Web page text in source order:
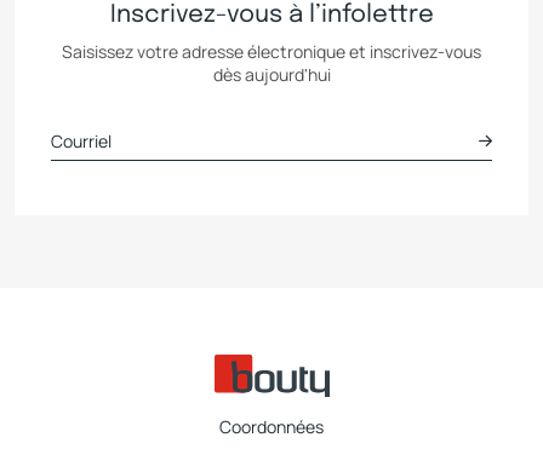
Inscrivez-vous à l’infolettre
Saisissez votre adresse électronique et inscrivez-vous
dès aujourd'hui
Coordonnées